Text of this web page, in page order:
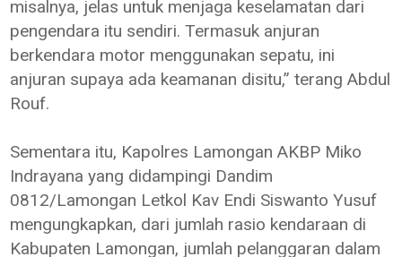
misalnya, jelas untuk menjaga keselamatan dari
pengendara itu sendiri. Termasuk anjuran
berkendara motor menggunakan sepatu, ini
anjuran supaya ada keamanan disitu,” terang Abdul
Rouf.
Sementara itu, Kapolres Lamongan AKBP Miko
Indrayana yang didampingi Dandim
0812/Lamongan Letkol Kav Endi Siswanto Yusuf
mengungkapkan, dari jumlah rasio kendaraan di
Kabupaten Lamongan, jumlah pelanggaran dalam